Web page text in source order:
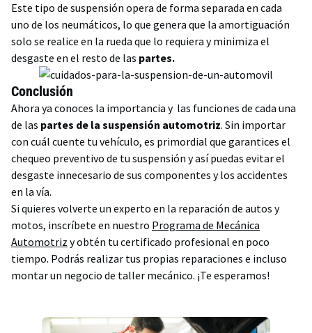
Este tipo de suspensión opera de forma separada en cada
uno de los neumáticos, lo que genera que la amortiguación
solo se realice en la rueda que lo requiera y minimiza el
desgaste en el resto de las partes.
Conclusión
Ahora ya conoces la importancia y las funciones de cada una
de las partes de la suspensión automotriz. Sin importar
con cuál cuente tu vehículo, es primordial que garantices el
chequeo preventivo de tu suspensión y así puedas evitar el
desgaste innecesario de sus componentes y los accidentes
en la vía.
Si quieres volverte un experto en la reparación de autos y
motos, inscríbete en nuestro Programa de Mecánica
Automotriz y obtén tu certificado profesional en poco
tiempo. Podrás realizar tus propias reparaciones e incluso
montar un negocio de taller mecánico. ¡Te esperamos!